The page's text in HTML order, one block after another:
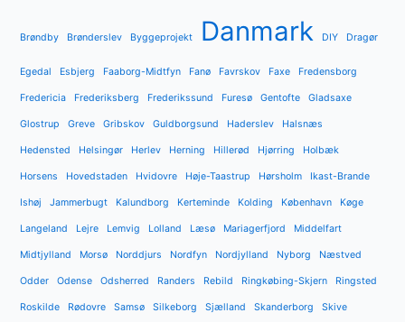
Brøndby Brønderslev Byggeprojekt Danmark DIY Dragør
Egedal Esbjerg Faaborg-Midtfyn Fanø Favrskov Faxe Fredensborg
Fredericia Frederiksberg Frederikssund Furesø Gentofte Gladsaxe
Glostrup Greve Gribskov Guldborgsund Haderslev Halsnæs
Hedensted Helsingør Herlev Herning Hillerød Hjørring Holbæk
Horsens Hovedstaden Hvidovre Høje-Taastrup Hørsholm Ikast-Brande
Ishøj Jammerbugt Kalundborg Kerteminde Kolding København Køge
Langeland Lejre Lemvig Lolland Læsø Mariagerfjord Middelfart
Midtjylland Morsø Norddjurs Nordfyn Nordjylland Nyborg Næstved
Odder Odense Odsherred Randers Rebild Ringkøbing-Skjern Ringsted
Roskilde Rødovre Samsø Silkeborg Sjælland Skanderborg Skive